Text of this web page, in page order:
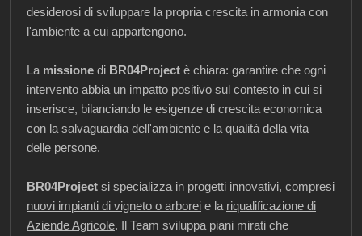
desiderosi di sviluppare la propria crescita in armonia con
l'ambiente a cui appartengono.
La missione di BR04Project è chiara: garantire che ogni
intervento abbia un impatto positivo sul contesto in cui si
inserisce, bilanciando le esigenze di crescita economica
con la salvaguardia dell'ambiente e la qualità della vita
delle persone.
BR04Project si specializza in progetti innovativi, compresi
nuovi impianti di vigneto o arborei e la riqualificazione di
Aziende Agricole. Il Team sviluppa piani mirati che